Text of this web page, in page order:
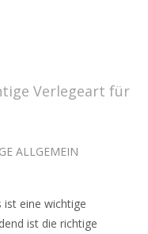
Verlegeart für
ALLGEMEIN
ist eine wichtige
ist die richtige